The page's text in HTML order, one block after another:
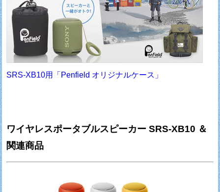
SRS-XB10用「Penfield オリジナルケース」
ワイヤレスポータブルスピーカー SRS-XB10 ＆
関連商品